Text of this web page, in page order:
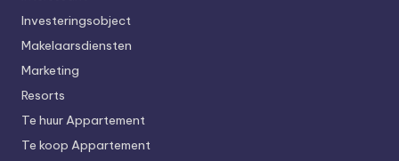
Investeringsobject
Makelaarsdiensten
Marketing
Resorts
Te huur Appartement
Te koop Appartement